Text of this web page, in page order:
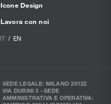
Icone Design
Lavora con noi
IT EN
SEDE LEGALE: MILANO 20122
VIA DURINI 3 - SEDE
AMMINISTRATIVA E OPERATIVA: